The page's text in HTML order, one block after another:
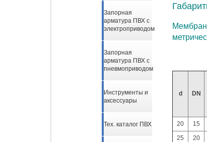
d DN
20
15
25
20
Запорная
арматура ПВХ с
электроприводом
Запорная
арматура ПВХ с
пневмоприводом
Инструменты и
аксессуары
Тех. каталог ПВХ